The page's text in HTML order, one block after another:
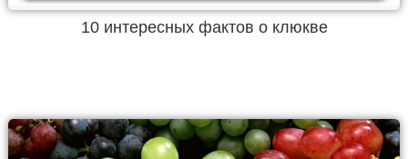
10 интересных фактов о клюкве